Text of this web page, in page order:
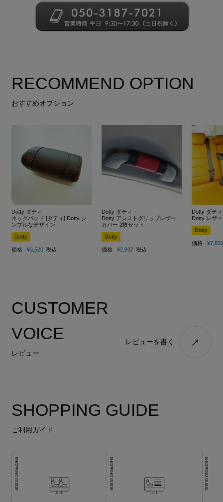
RECOMMEND OPTION
おすすめオプション
Dotty ダティ
ネックパッド [ダティ] Dotty シ
ンプルなデザイン
Dotty
価格 ¥3,520 税込
Dotty ダティ
Dotty アシストグリップレザー
カバー 2枚セット
Dotty
価格 ¥2,937 税込
Dotty ダティ
Dotty レザ
Dotty
価格 ¥7,832
CUSTOMER
VOICE
レビュー
レビューを書く
SHOPPING GUIDE
ご利用ガイド
SHOPPING GUIDE SHOPPING GUIDE SHOPPING GUIDE